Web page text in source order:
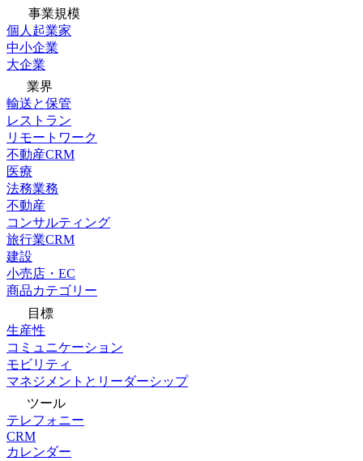
事業規模
個人起業家
中小企業
大企業
業界
輸送と保管
レストラン
リモートワーク
不動産CRM
医療
法務業務
不動産
コンサルティング
旅行業CRM
建設
小売店・EC
商品カテゴリー
目標
生産性
コミュニケーション
モビリティ
マネジメントとリーダーシップ
ツール
テレフォニー
CRM
カレンダー